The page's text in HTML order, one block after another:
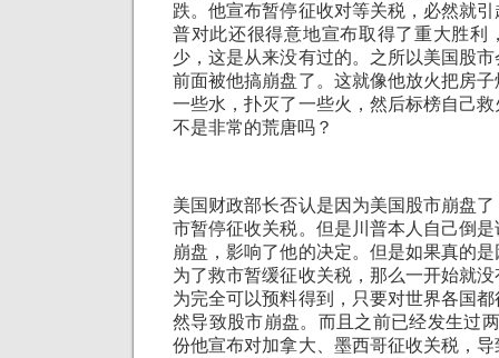
跌。他宣布暂停征收对等关税，必然就
普对此还很得意地宣布取得了重大胜利
少，这是从来没有过的。之所以美国股
前面被他搞崩盘了。这就像他放火把房
一些水，扑灭了一些火，然后标榜自己
不是非常的荒唐吗？
美国财政部长否认是因为美国股市崩盘
市暂停征收关税。但是川普本人自己倒
崩盘，影响了他的决定。但是如果真的
为了救市暂缓征收关税，那么一开始就
为完全可以预料得到，只要对世界各国
然导致股市崩盘。而且之前已经发生过
份他宣布对加拿大、墨西哥征收关税，